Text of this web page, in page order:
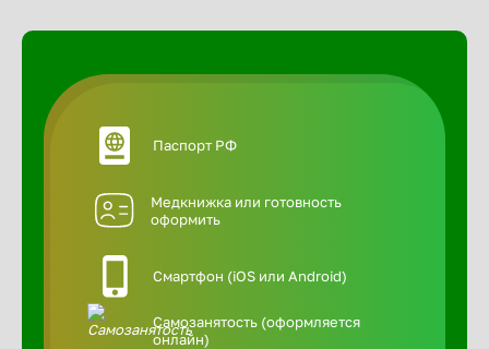
Паспорт РФ
Медкнижка или готовность
оформить
Смартфон (iOS или Android)
Самозанятость (оформляется
онлайн)